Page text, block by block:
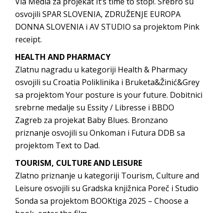
osvojili SPAR SLOVENIA, ZDRUŽENJE EUROPA
DONNA SLOVENIA i AV STUDIO sa projektom Pink
receipt.
HEALTH AND PHARMACY
Zlatnu nagradu u kategoriji Health & Pharmacy
osvojili su Croatia Poliklinika i Bruketa&Žinić&Grey
sa projektom Your posture is your future. Dobitnici
srebrne medalje su Essity / Libresse i BBDO
Zagreb za projekat Baby Blues. Bronzano
priznanje osvojili su Onkoman i Futura DDB sa
projektom Text to Dad.
TOURISM, CULTURE AND LEISURE
Zlatno priznanje u kategoriji Tourism, Culture and
Leisure osvojili su Gradska knjižnica Poreč i Studio
Sonda sa projektom BOOKtiga 2025 – Choose a